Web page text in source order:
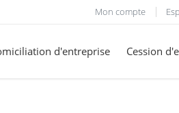
Mon compte
d'entreprise Cession